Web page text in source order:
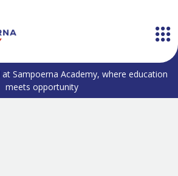
Sampoerna Academy, where education
meets opportunity